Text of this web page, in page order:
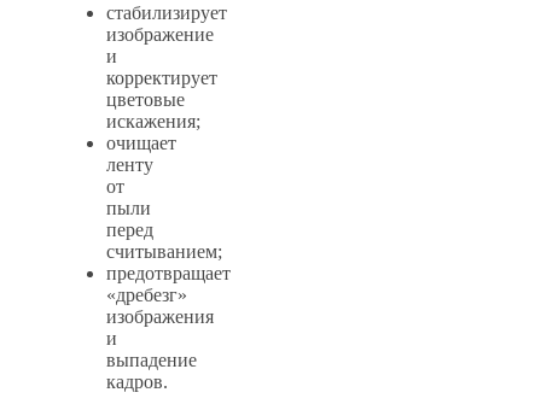
стабилизирует
изображение
и
корректирует
цветовые
искажения;
очищает
ленту
от
пыли
перед
считыванием;
предотвращает
«дребезг»
изображения
и
выпадение
кадров.